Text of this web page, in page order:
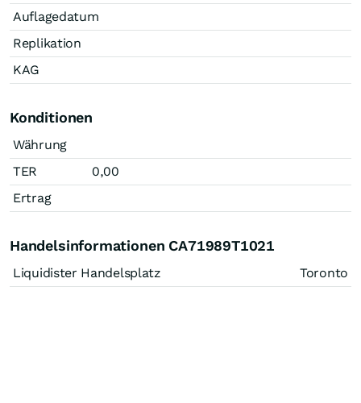
Auflagedatum
Replikation
KAG
Konditionen
Währung
TER
0,00
Ertrag
Handelsinformationen CA71989T1021
Liquidister Handelsplatz Toronto